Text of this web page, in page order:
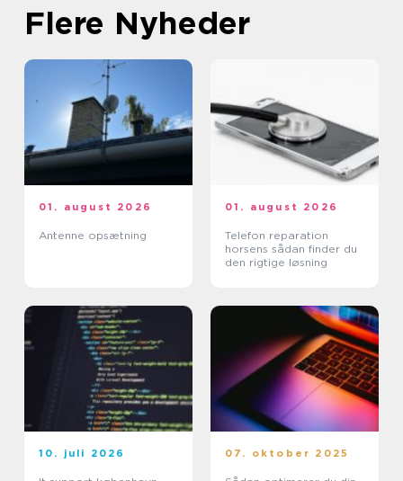
Flere Nyheder
01. august 2026
Antenne opsætning
01. august 2026
Telefon reparation
horsens sådan finder du
den rigtige løsning
10. juli 2026 07. oktober 2025